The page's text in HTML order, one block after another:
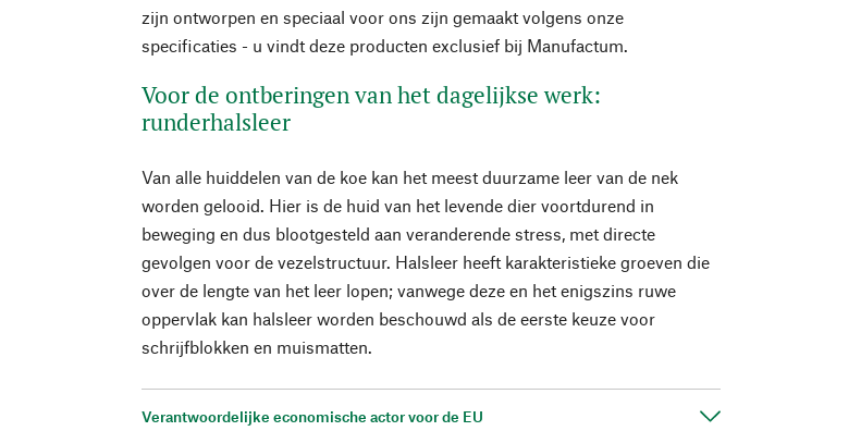
zijn ontworpen en speciaal voor ons zijn gemaakt volgens onze
specificaties - u vindt deze producten exclusief bij Manufactum.
Voor de ontberingen van het dagelijkse werk:
runderhalsleer
Van alle huiddelen van de koe kan het meest duurzame leer van de nek
worden gelooid. Hier is de huid van het levende dier voortdurend in
beweging en dus blootgesteld aan veranderende stress, met directe
gevolgen voor de vezelstructuur. Halsleer heeft karakteristieke groeven die
over de lengte van het leer lopen; vanwege deze en het enigszins ruwe
oppervlak kan halsleer worden beschouwd als de eerste keuze voor
schrijfblokken en muismatten.
Verantwoordelijke economische actor voor de EU